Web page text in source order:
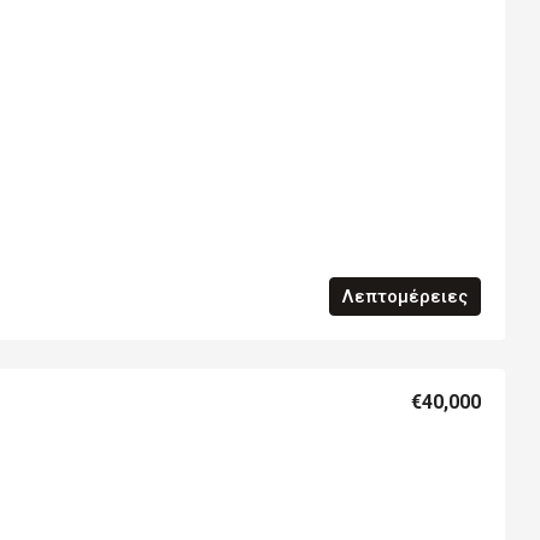
Λεπτομέρειες
€40,000